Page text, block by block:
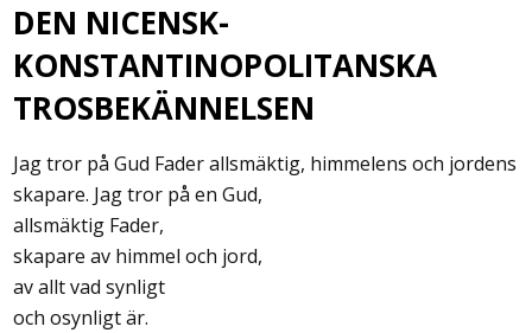
DEN NICENSK-
KONSTANTINOPOLITANSKA
TROSBEKÄNNELSEN
Jag tror på Gud Fader allsmäktig, himmelens och jordens
skapare. Jag tror på en Gud,
allsmäktig Fader,
skapare av himmel och jord,
av allt vad synligt
och osynligt är.